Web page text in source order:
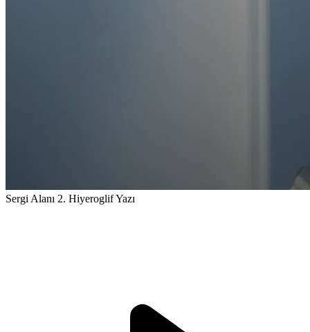
Sergi Alanı 2. Hiyeroglif Yazı